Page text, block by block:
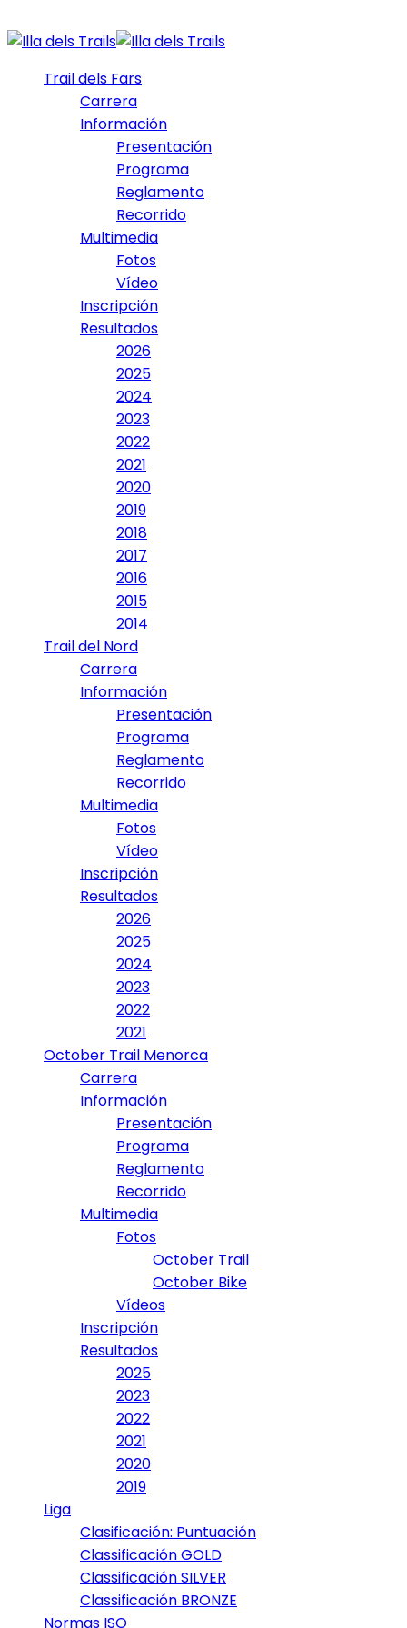
Trail dels Fars
Carrera
Información
Presentación
Programa
Reglamento
Recorrido
Multimedia
Fotos
Vídeo
Inscripción
Resultados
2026
2025
2024
2023
2022
2021
2020
2019
2018
2017
2016
2015
2014
Trail del Nord
Carrera
Información
Presentación
Programa
Reglamento
Recorrido
Multimedia
Fotos
Vídeo
Inscripción
Resultados
2026
2025
2024
2023
2022
2021
October Trail Menorca
Carrera
Información
Presentación
Programa
Reglamento
Recorrido
Multimedia
Fotos
October Trail
October Bike
Vídeos
Inscripción
Resultados
2025
2023
2022
2021
2020
2019
Liga
Clasificación: Puntuación
Classificación GOLD
Classificación SILVER
Classificación BRONZE
Normas ISO